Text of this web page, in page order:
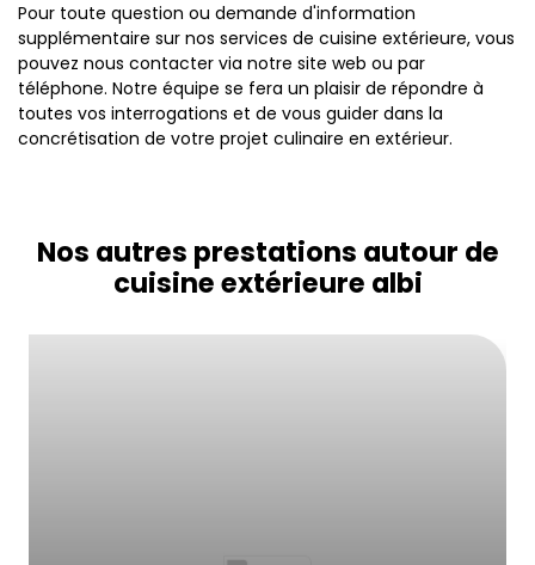
Pour toute question ou demande d'information
supplémentaire sur nos services de cuisine extérieure, vous
pouvez nous contacter via notre site web ou par
téléphone. Notre équipe se fera un plaisir de répondre à
toutes vos interrogations et de vous guider dans la
concrétisation de votre projet culinaire en extérieur.
Nos autres prestations autour de
cuisine extérieure albi